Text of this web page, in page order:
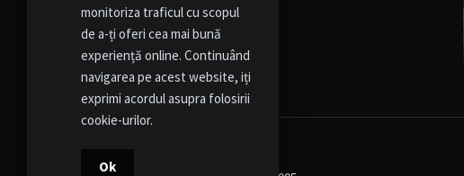
monitoriza traficul cu scopul
de a-ți oferi cea mai bună
experiență online. Continuând
navigarea pe acest website, iți
exprimi acordul asupra folosirii
cookie-urilor.
Ok